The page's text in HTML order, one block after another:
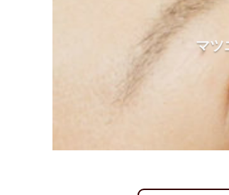
マツ